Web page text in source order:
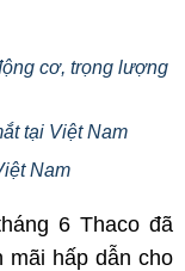
cơ, trọng lượng
tại Việt Nam
Nam
6 Thaco đã
mãi hấp dẫn cho